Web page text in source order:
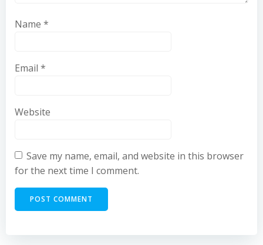
Name *
Email *
Website
Save my name, email, and website in this browser
for the next time I comment.